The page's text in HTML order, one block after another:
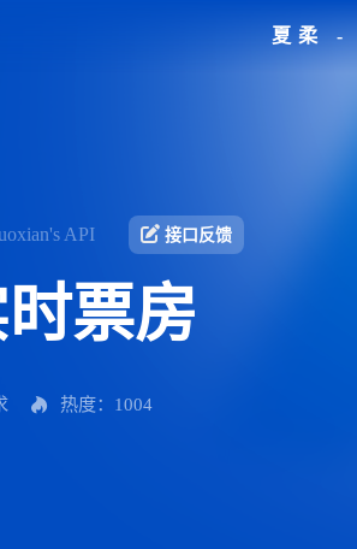
夏柔 -
API 接口反馈
票房
热度：1004